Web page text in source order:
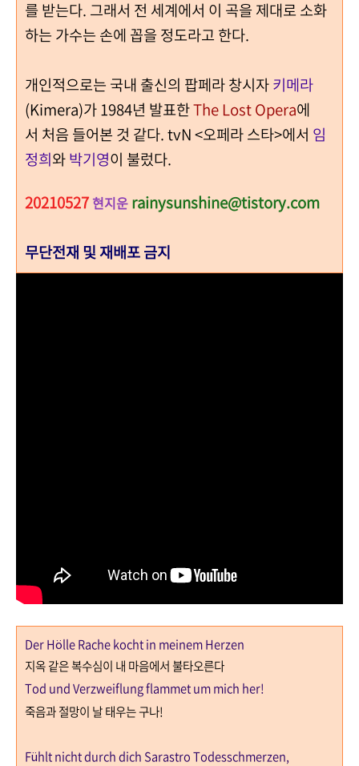
를 받는다. 그래서 전 세계에서 이 곡을 제대로 소화
하는 가수는 손에 꼽을 정도라고 한다.
개인적으로는 국내 출신의 팝페라 창시자키메라
(Kimera)가 1984년 발표한The Lost Opera에
서 처음 들어본 것 같다. tvN <오페라 스타>에서 임
정희와박기영이 불렀다.
20210527 현지운 rainysunshine@tistory.com
무단전재 및 재배포 금지
Der Hölle Rache kocht in meinem Herzen
지옥 같은 복수심이 내 마음에서 불타오른다
Tod und Verzweiflung flammet um mich her!
죽음과 절망이 날 태우는 구나!
Fühlt nicht durch dich Sarastro Todesschmerzen,